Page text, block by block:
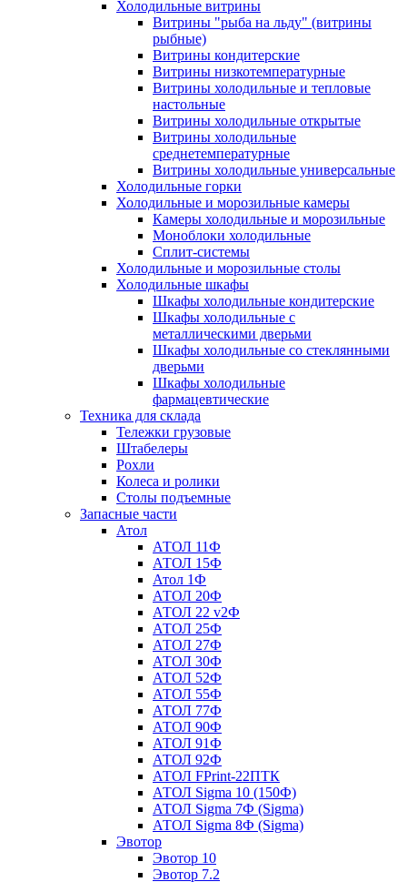
Холодильные витрины
Витрины "рыба на льду" (витрины
рыбные)
Витрины кондитерские
Витрины низкотемпературные
Витрины холодильные и тепловые
настольные
Витрины холодильные открытые
Витрины холодильные
среднетемпературные
Витрины холодильные универсальные
Холодильные горки
Холодильные и морозильные камеры
Камеры холодильные и морозильные
Моноблоки холодильные
Сплит-системы
Холодильные и морозильные столы
Холодильные шкафы
Шкафы холодильные кондитерские
Шкафы холодильные с
металлическими дверьми
Шкафы холодильные со стеклянными
дверьми
Шкафы холодильные
фармацевтические
Техника для склада
Тележки грузовые
Штабелеры
Рохли
Колеса и ролики
Столы подъемные
Запасные части
Атол
АТОЛ 11Ф
АТОЛ 15Ф
Атол 1Ф
АТОЛ 20Ф
АТОЛ 22 v2Ф
АТОЛ 25Ф
АТОЛ 27Ф
АТОЛ 30Ф
АТОЛ 52Ф
АТОЛ 55Ф
АТОЛ 77Ф
АТОЛ 90Ф
АТОЛ 91Ф
АТОЛ 92Ф
АТОЛ FPrint-22ПТК
АТОЛ Sigma 10 (150Ф)
АТОЛ Sigma 7Ф (Sigma)
АТОЛ Sigma 8Ф (Sigma)
Эвотор
Эвотор 10
Эвотор 7.2